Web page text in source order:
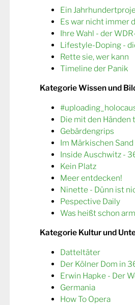
Ein
Es war nicht immer
Ihre Wahl - der
Lifestyle-Doping -
Rette sie, wer kann
Timeline der Panik
Kategorie Wissen und
Die mit den Händen
Gebärdengrips
Im Märkischen
Inside Auschwitz -
Kein Platz
Meer entdecken!
Ninette - Dünn ist
Pespective Daily
Was heißt schon
Kategorie Kultur und
Datteltäter
Der Kölner Dom in
Erwin Hapke - Der
Germania
How To Opera